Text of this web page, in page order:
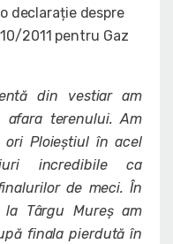
declarație despre
2011 pentru Gaz
din vestiar am
terenului. Am
Ploieștiul în acel
incredibile ca
de meci. În
la Târgu Mureș am
finala pierdută în